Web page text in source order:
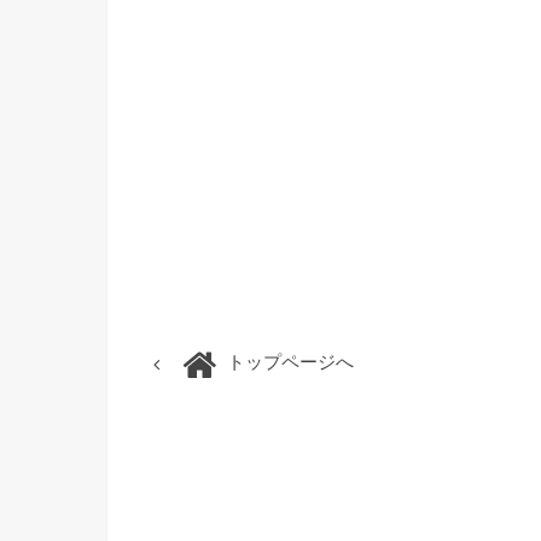
トップページへ